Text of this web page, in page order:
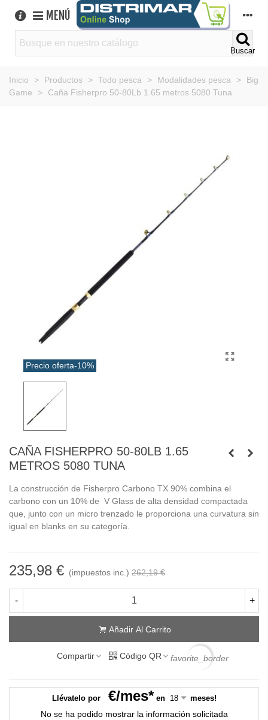
MENÚ
Buscar
Inicio > Productos > Todo pesca > Modalidades pesca >
Big
Game
> Caña Fisherpro 50-80Lb 1.65 metros 5080 Tuna
Precio oferta-10%
CAÑA FISHERPRO 50-80LB 1.65
METROS 5080 TUNA
La construcción de Fisherpro Carbono TX 90% combina el
carbono con un 10% de V Glass de alta densidad compactada
que, junto con un micro trenzado le proporciona una curvatura sin
igual en blanks en su categoría.
235,98 € (impuestos inc.) 262,19 €
- +
Añadir Al Carrito
Compartir Código QR favorite_border
Llévatelo por €/mes*en meses!
No se ha podido mostrar la información solicitada